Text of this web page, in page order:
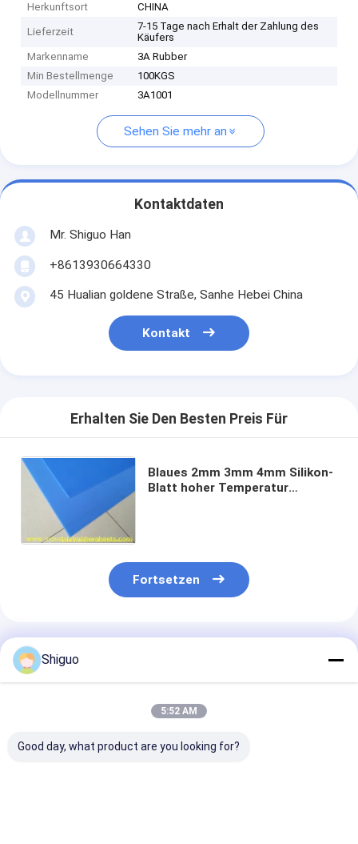
Herkunftsort
CHINA
Lieferzeit
7-15 Tage nach Erhalt der Zahlung des
Käufers
Markenname
3A Rubber
Min Bestellmenge
100KGS
Modellnummer
3A1001
Sehen Sie mehr an
Kontaktdaten
Mr. Shiguo Han
+8613930664330
45 Hualian goldene Straße, Sanhe Hebei China
Kontakt
Erhalten Sie Den Besten Preis Für
Blaues 2mm 3mm 4mm Silikon-
Blatt hoher Temperatur
Fortsetzen
Empfohlene Produkte
Shiguo
5:52 AM
Good day, what product are you looking for?